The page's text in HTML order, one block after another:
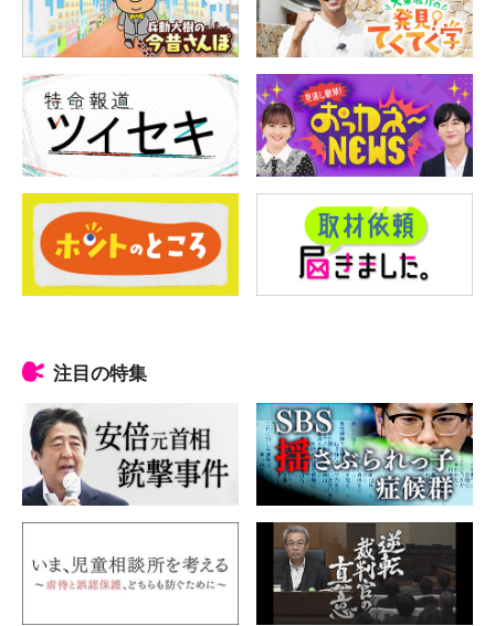
注目の特集